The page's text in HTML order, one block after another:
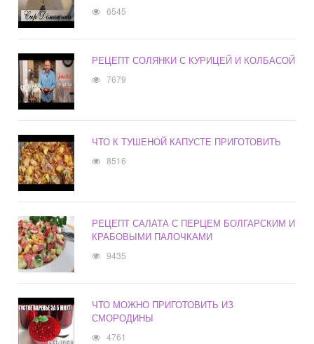
6545
РЕЦЕПТ СОЛЯНКИ С КУРИЦЕЙ И КОЛБАСОЙ
7679
ЧТО К ТУШЕНОЙ КАПУСТЕ ПРИГОТОВИТЬ
8516
РЕЦЕПТ САЛАТА С ПЕРЦЕМ БОЛГАРСКИМ И
КРАБОВЫМИ ПАЛОЧКАМИ
9435
ЧТО МОЖНО ПРИГОТОВИТЬ ИЗ
СМОРОДИНЫ
4761